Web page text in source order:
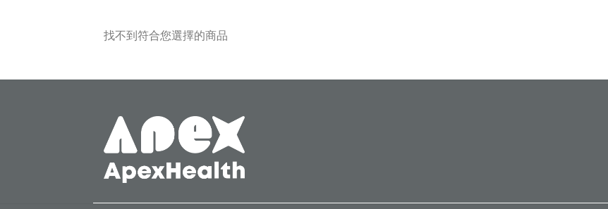
找不到符合您選擇的商品